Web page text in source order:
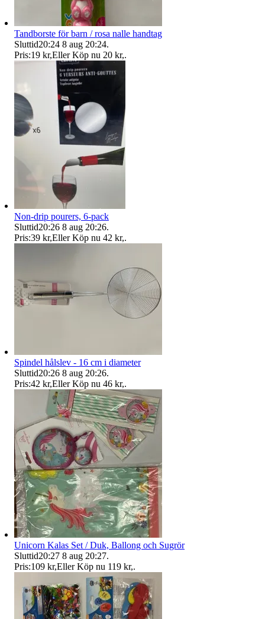
Tandborste för barn / rosa nalle handtag
Sluttid20:24 8 aug 20:24.
Pris:19 kr,Eller Köp nu 20 kr,.
Non-drip pourers, 6-pack
Sluttid20:26 8 aug 20:26.
Pris:39 kr,Eller Köp nu 42 kr,.
Spindel hålslev - 16 cm i diameter
Sluttid20:26 8 aug 20:26.
Pris:42 kr,Eller Köp nu 46 kr,.
Unicorn Kalas Set / Duk, Ballong och Sugrör
Sluttid20:27 8 aug 20:27.
Pris:109 kr,Eller Köp nu 119 kr,.